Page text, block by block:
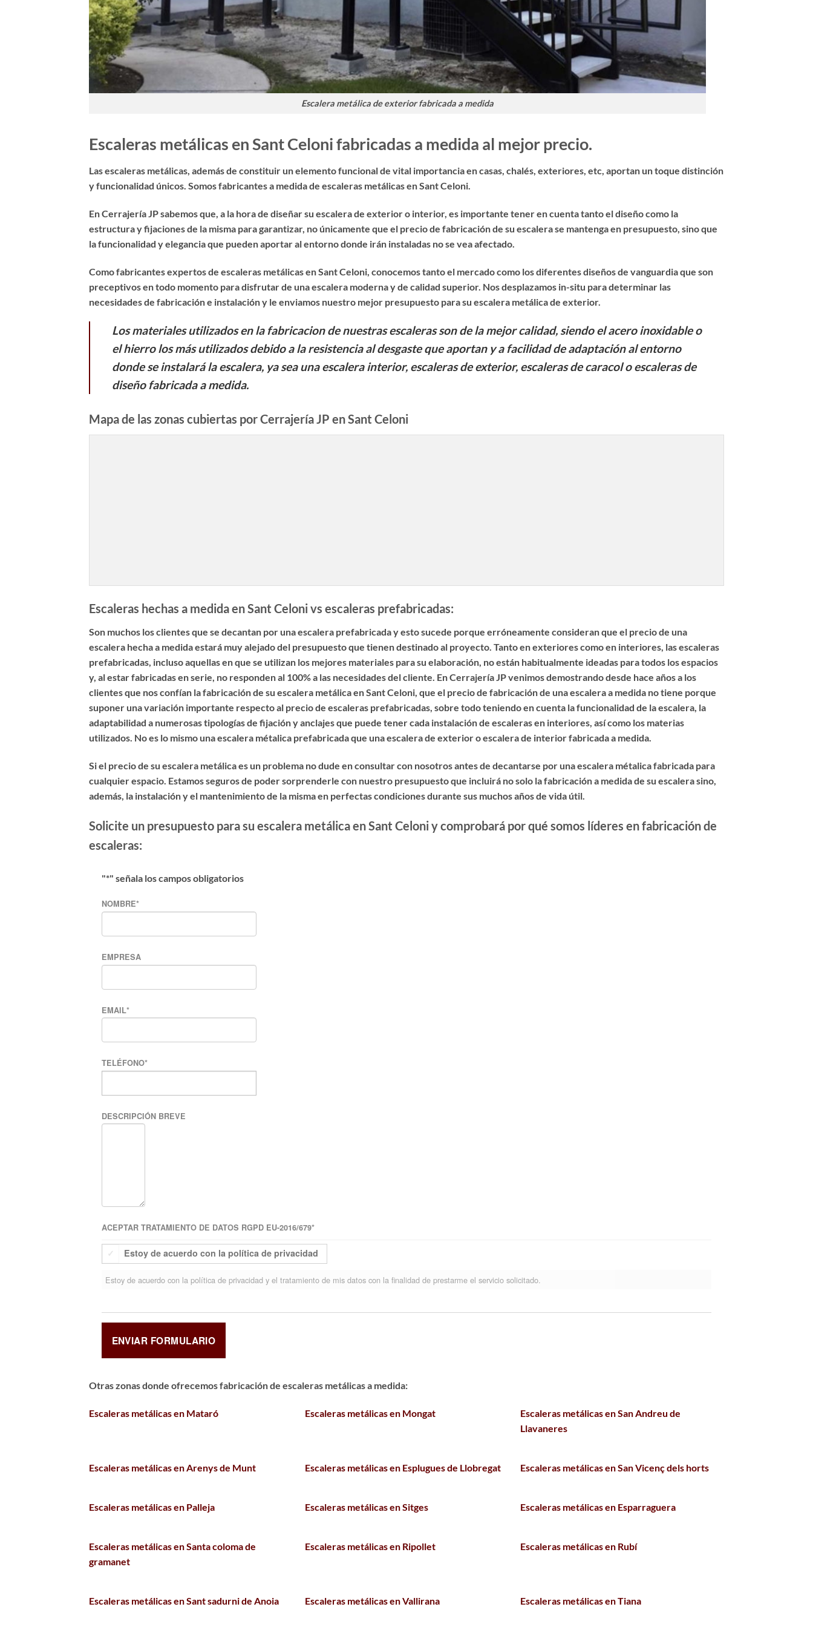
Escalera metálica de exterior fabricada a medida
Escaleras metálicas en Sant Celoni fabricadas a medida al mejor precio.
Las escaleras metálicas, además de constituir un elemento funcional de vital importancia en casas, chalés, exteriores, etc, aportan un toque distinción
y funcionalidad únicos. Somos fabricantes a medida de escaleras metálicas en Sant Celoni.
En Cerrajería JP sabemos que, a la hora de diseñar su escalera de exterior o interior, es importante tener en cuenta tanto el diseño como la
estructura y fijaciones de la misma para garantizar, no únicamente que el precio de fabricación de su escalera se mantenga en presupuesto, sino que
la funcionalidad y elegancia que pueden aportar al entorno donde irán instaladas no se vea afectado.
Como fabricantes expertos de escaleras metálicas en Sant Celoni , conocemos tanto el mercado como los diferentes diseños de vanguardia que son
preceptivos en todo momento para disfrutar de una escalera moderna y de calidad superior. Nos desplazamos in-situ para determinar las
necesidades de fabricación e instalación y le enviamos nuestro mejor presupuesto para su escalera metálica de exterior.
Los materiales utilizados en la fabricacion de nuestras escaleras son de la mejor calidad, siendo el acero inoxidable o
el hierro los más utilizados debido a la resistencia al desgaste que aportan y a facilidad de adaptación al entorno
donde se instalará la escalera, ya sea una escalera interior, escaleras de exterior, escaleras de caracol o escaleras de
diseño fabricada a medida.
Mapa de las zonas cubiertas por Cerrajería JP en Sant Celoni
Escaleras hechas a medida en Sant Celoni vs escaleras prefabricadas:
Son muchos los clientes que se decantan por una escalera prefabricada y esto sucede porque erróneamente consideran que el precio de una
escalera hecha a medida estará muy alejado del presupuesto que tienen destinado al proyecto. Tanto en exteriores como en interiores, las escaleras
prefabricadas, incluso aquellas en que se utilizan los mejores materiales para su elaboración, no están habitualmente ideadas para todos los espacios
y, al estar fabricadas en serie, no responden al 100% a las necesidades del cliente. En Cerrajería JP venimos demostrando desde hace años a los
clientes que nos confían lafabricación de su escalera metálica en Sant Celoni, que el precio de fabricación de una escalera a medida no tiene porque
suponer una variación importante respecto al precio de escaleras prefabricadas, sobre todo teniendo en cuenta la funcionalidad de la escalera, la
adaptabilidad a numerosas tipologías de fijación y anclajes que puede tener cada instalación de escaleras en interiores, así como los materias
utilizados. No es lo mismo una escalera métalica prefabricada que unaescalera de exterior o escalera de interior fabricada a medida.
Si el precio de su escalera metálica es un problema no dude en consultar con nosotros antes de decantarse por una escalera métalica fabricada para
cualquier espacio. Estamos seguros de poder sorprenderle con nuestro presupuesto que incluirá no solo la fabricación a medida de su escalera sino,
además, la instalación y el mantenimiento de la misma en perfectas condiciones durante sus muchos años de vida útil.
Solicite un presupuesto para su escalera metálica en Sant Celoni y comprobará por qué somos líderes en fabricación de
escaleras:
"*" señala los campos obligatorios
NOMBRE*
EMPRESA
EMAIL*
TELÉFONO*
DESCRIPCIÓN BREVE
ACEPTAR TRATAMIENTO DE DATOS RGPD EU-2016/679*
Estoy de acuerdo con la política de privacidad
Estoy de acuerdo con la política de privacidad y el tratamiento de mis datos con la finalidad de prestarme el servicio solicitado.
Otras zonas donde ofrecemos fabricación de escaleras metálicas a medida:
Escaleras metálicas en Mataró Escaleras metálicas en Mongat
Escaleras metálicas en San Andreu de
Llavaneres
Escaleras metálicas en Arenys de Munt Escaleras metálicas en Esplugues de Llobregat Escaleras metálicas en San Vicenç dels horts
Escaleras metálicas en Palleja Escaleras metálicas en Sitges Escaleras metálicas en Esparraguera
Escaleras metálicas en Santa coloma de
gramanet
Escaleras metálicas en Ripollet Escaleras metálicas en Rubí
Escaleras metálicas en Sant sadurni de Anoia Escaleras metálicas en Vallirana Escaleras metálicas en Tiana